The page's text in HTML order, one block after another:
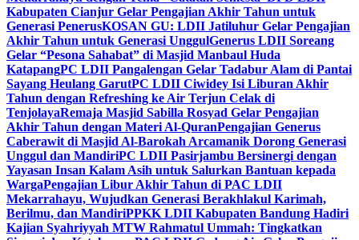
Kabupaten Cianjur Gelar Pengajian Akhir Tahun untuk
Generasi PenerusKOSAN GU: LDII Jatiluhur Gelar Pengajian
Akhir Tahun untuk Generasi UnggulGenerus LDII Soreang
Gelar “Pesona Sahabat” di Masjid Manbaul Huda
KatapangPC LDII Pangalengan Gelar Tadabur Alam di Pantai
Sayang Heulang GarutPC LDII Ciwidey Isi Liburan Akhir
Tahun dengan Refreshing ke Air Terjun Celak di
TenjolayaRemaja Masjid Sabilla Rosyad Gelar Pengajian
Akhir Tahun dengan Materi Al-QuranPengajian Generus
Caberawit di Masjid Al-Barokah Arcamanik Dorong Generasi
Unggul dan MandiriPC LDII Pasirjambu Bersinergi dengan
Yayasan Insan Kalam Asih untuk Salurkan Bantuan kepada
WargaPengajian Libur Akhir Tahun di PAC LDII
Mekarrahayu, Wujudkan Generasi Berakhlakul Karimah,
Berilmu, dan MandiriPPKK LDII Kabupaten Bandung Hadiri
Kajian Syahriyyah MTW Rahmatul Ummah: Tingkatkan